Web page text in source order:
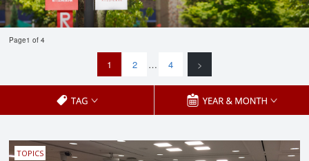
Page1 of 4
1 2 … 4 >
TOPICS